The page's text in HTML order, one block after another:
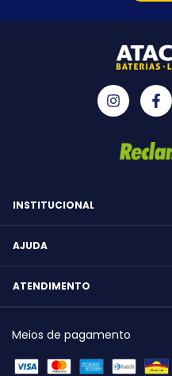
INSTITUCIONAL
AJUDA
ATENDIMENTO
Meios de pagamento